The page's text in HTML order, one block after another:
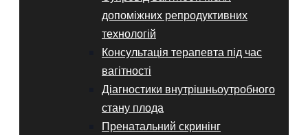
допоміжних репродуктивних
технологій
Консультація терапевта під час
вагітності
Діагностики внутрішньоутробного
стану плода
Пренатальний скринінг